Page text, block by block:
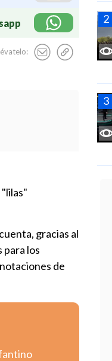
gracias al
para los
de